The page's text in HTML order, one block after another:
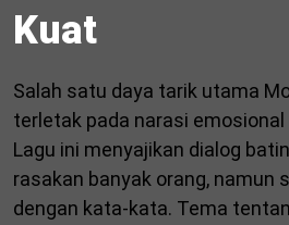
Kuat
Salah satu daya tarik utama
terletak pada narasi emosional
Lagu ini menyajikan dialog
rasakan banyak orang, namun
dengan kata-kata. Tema